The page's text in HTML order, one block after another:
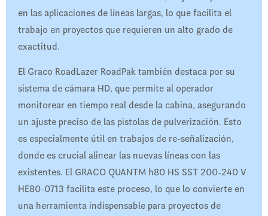
en las aplicaciones de líneas largas, lo que facilita el
trabajo en proyectos que requieren un alto grado de
exactitud.
El Graco RoadLazer RoadPak también destaca por su
sistema de cámara HD, que permite al operador
monitorear en tiempo real desde la cabina, asegurando
un ajuste preciso de las pistolas de pulverización. Esto
es especialmente útil en trabajos de re-señalización,
donde es crucial alinear las nuevas líneas con las
existentes. El GRACO QUANTM h80 HS SST 200-240 V
HE80-0713 facilita este proceso, lo que lo convierte en
una herramienta indispensable para proyectos de